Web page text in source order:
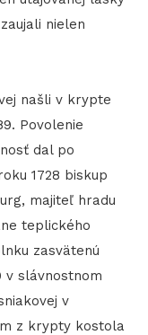
nielen
našli v krypte
Povolenie
dal po
1728 biskup
majiteľ hradu
teplického
zasvätenú
v slávnostnom
v
z krypty kostola